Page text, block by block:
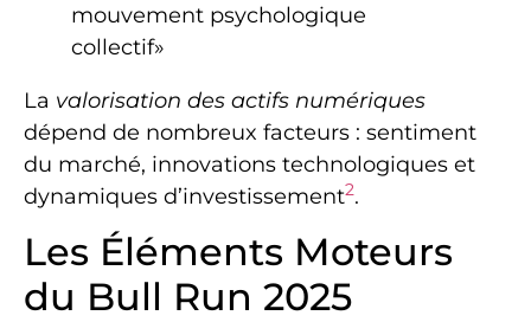
mouvement psychologique
collectif»
La valorisation des actifs numériques
dépend de nombreux facteurs : sentiment
du marché, innovations technologiques et
dynamiques d’investissement2.
Les Éléments Moteurs
du Bull Run 2025